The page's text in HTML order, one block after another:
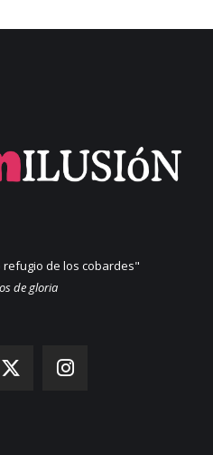
refugio de los cobardes"
de gloria